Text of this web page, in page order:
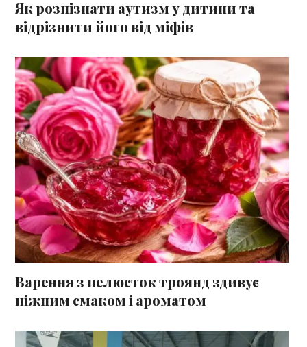
Як розпізнати аутизм у дитини та
відрізнити його від міфів
Варення з пелюсток троянд здивує
ніжним смаком і ароматом